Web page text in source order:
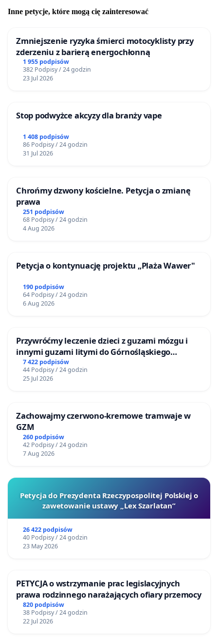
Inne petycje, które mogą cię zainteresować
Zmniejszenie ryzyka śmierci motocyklisty przy
zderzeniu z barierą energochłonną
1 955 podpisów
382 Podpisy / 24 godzin
23 Jul 2026
Stop podwyżce akcyzy dla branży vape
1 408 podpisów
86 Podpisy / 24 godzin
31 Jul 2026
Chrońmy dzwony kościelne. Petycja o zmianę
prawa
251 podpisów
68 Podpisy / 24 godzin
4 Aug 2026
Petycja o kontynuację projektu „Plaża Wawer"
190 podpisów
64 Podpisy / 24 godzin
6 Aug 2026
Przywróćmy leczenie dzieci z guzami mózgu i
innymi guzami litymi do Górnośląskiego
Centrum Zdrowia Dziecka w Katowicach
7 422 podpisów
44 Podpisy / 24 godzin
25 Jul 2026
Zachowajmy czerwono-kremowe tramwaje w
GZM
260 podpisów
42 Podpisy / 24 godzin
7 Aug 2026
Petycja do Prezydenta Rzeczypospolitej Polskiej o
zawetowanie ustawy „Lex Szarlatan”
26 422 podpisów
40 Podpisy / 24 godzin
23 May 2026
PETYCJA o wstrzymanie prac legislacyjnych
prawa rodzinnego narażających ofiary przemocy
820 podpisów
38 Podpisy / 24 godzin
22 Jul 2026